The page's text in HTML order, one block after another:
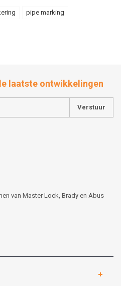
pipe marking
laatste ontwikkelingen
Verstuur
van Master Lock, Brady en Abus